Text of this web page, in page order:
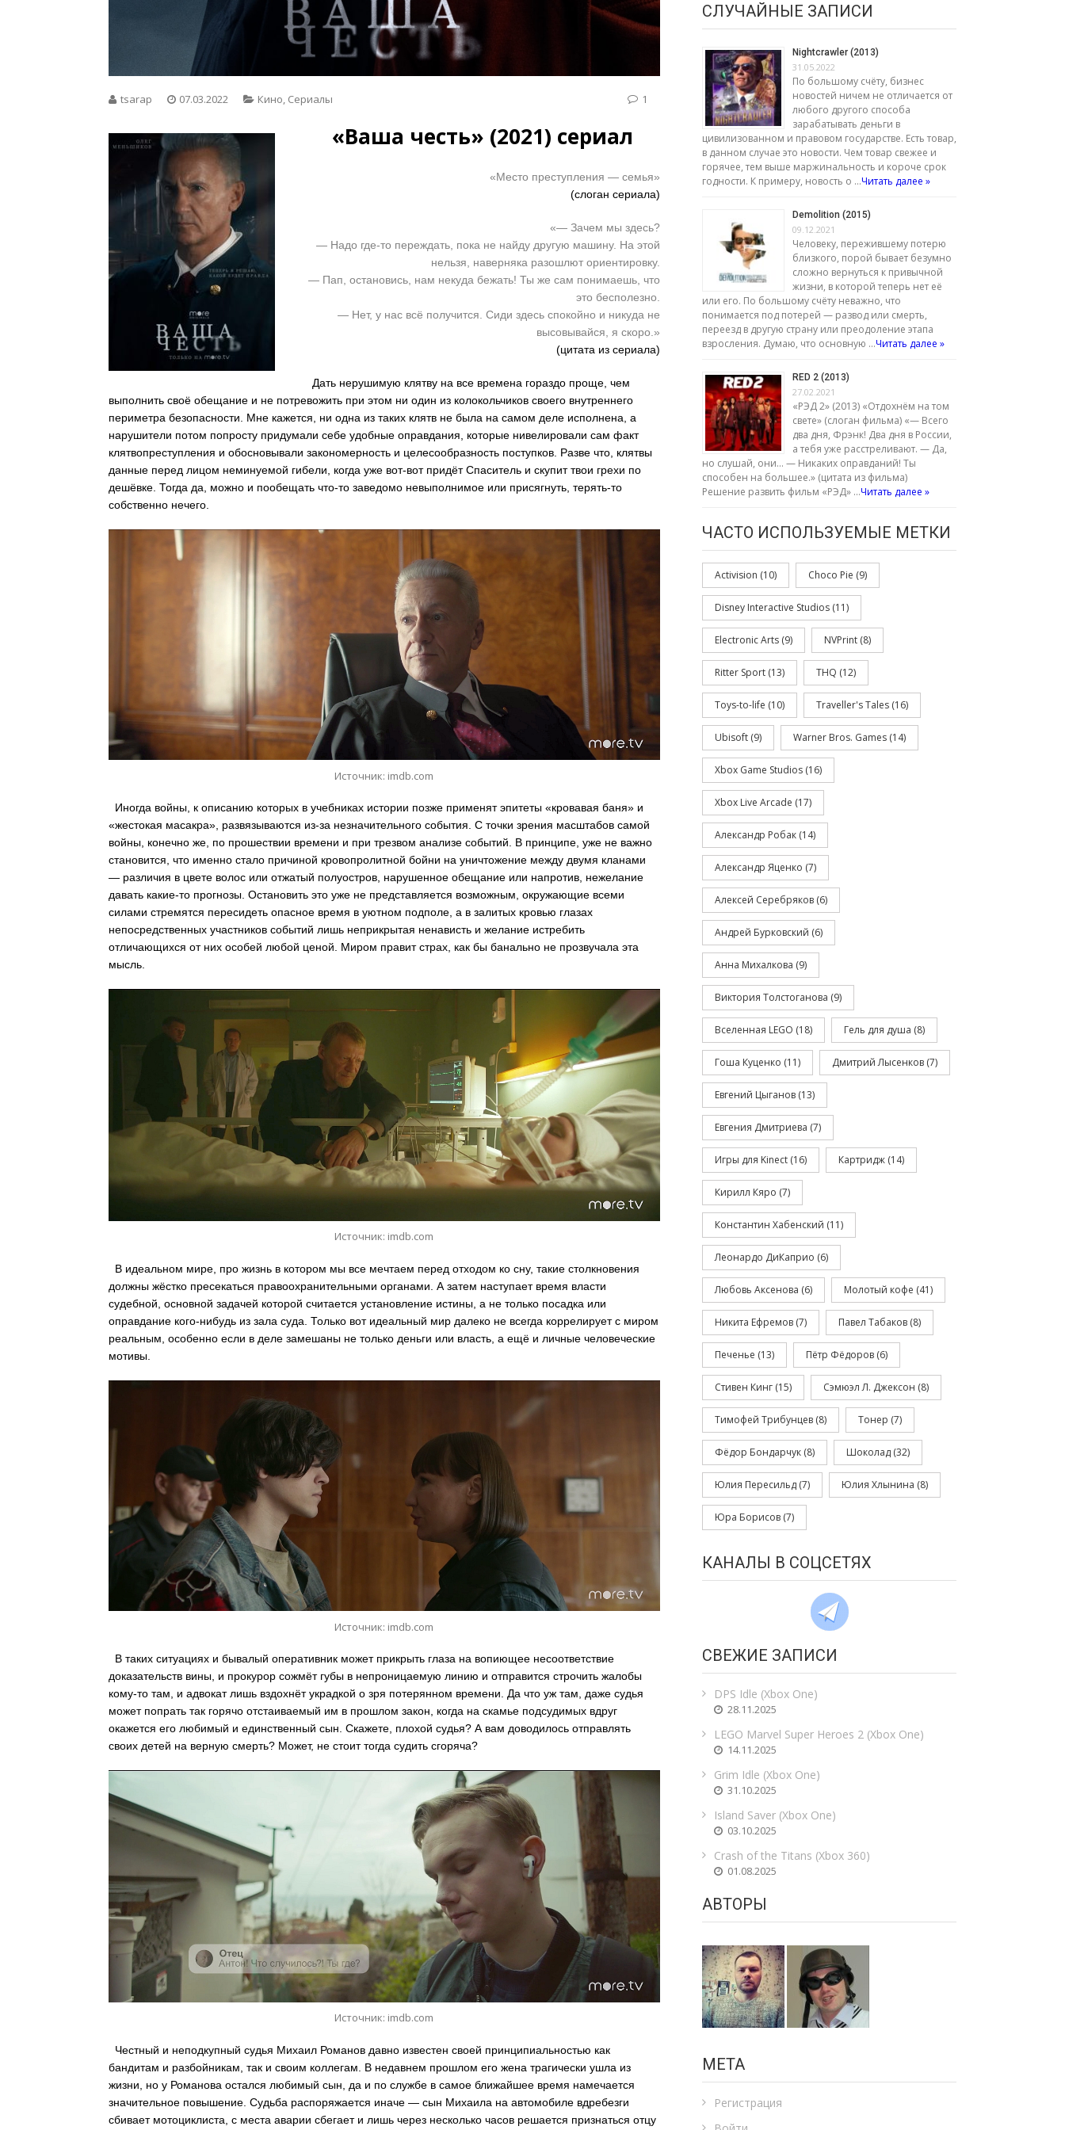
tsarap 07.03.2022 Кино Сериалы 1
«Ваша честь» (2021) сериал
«Место преступления — семья»
(слоган сериала)
«— Зачем мы здесь?
— Надо где-то переждать, пока не найду другую машину. На этой
нельзя, наверняка разошлют ориентировку.
— Пап, остановись, нам некуда бежать! Ты же сам понимаешь, что
это бесполезно.
— Нет, у нас всё получится. Сиди здесь спокойно и никуда не
высовывайся, я скоро.»
(цитата из сериала)
Дать нерушимую клятву на все времена гораздо проще, чем
выполнить своё обещание и не потревожить при этом ни один из колокольчиков своего внутреннего
периметра безопасности. Мне кажется, ни одна из таких клятв не была на самом деле исполнена, а
нарушители потом попросту придумали себе удобные оправдания, которые нивелировали сам факт
клятвопреступления и обосновывали закономерность и целесообразность поступков. Разве что, клятвы
данные перед лицом неминуемой гибели, когда уже вот-вот придёт Спаситель и скупит твои грехи по
дешёвке. Тогда да, можно и пообещать что-то заведомо невыполнимое или присягнуть, терять-то
собственно нечего.
Источник: imdb.com
Иногда войны, к описанию которых в учебниках истории позже применят эпитеты «кровавая баня» и
«жестокая масакра», развязываются из-за незначительного события. С точки зрения масштабов самой
войны, конечно же, по прошествии времени и при трезвом анализе событий. В принципе, уже не важно
становится, что именно стало причиной кровопролитной бойни на уничтожение между двумя кланами
— различия в цвете волос или отжатый полуостров, нарушенное обещание или напротив, нежелание
давать какие-то прогнозы. Остановить это уже не представляется возможным, окружающие всеми
силами стремятся пересидеть опасное время в уютном подполе, а в залитых кровью глазах
непосредственных участников событий лишь неприкрытая ненависть и желание истребить
отличающихся от них особей любой ценой. Миром правит страх, как бы банально не прозвучала эта
мысль.
Источник: imdb.com
В идеальном мире, про жизнь в котором мы все мечтаем перед отходом ко сну, такие столкновения
должны жёстко пресекаться правоохранительными органами. А затем наступает время власти
судебной, основной задачей которой считается установление истины, а не только посадка или
оправдание кого-нибудь из зала суда. Только вот идеальный мир далеко не всегда коррелирует с миром
реальным, особенно если в деле замешаны не только деньги или власть, а ещё и личные человеческие
мотивы.
Источник: imdb.com
В таких ситуациях и бывалый оперативник может прикрыть глаза на вопиющее несоответствие
доказательств вины, и прокурор сожмёт губы в непроницаемую линию и отправится строчить жалобы
кому-то там, и адвокат лишь вздохнёт украдкой о зря потерянном времени. Да что уж там, даже судья
может попрать так горячо отстаиваемый им в прошлом закон, когда на скамье подсудимых вдруг
окажется его любимый и единственный сын. Скажете, плохой судья? А вам доводилось отправлять
своих детей на верную смерть? Может, не стоит тогда судить сгоряча?
Источник: imdb.com
Честный и неподкупный судья Михаил Романов давно известен своей принципиальностью как
бандитам и разбойникам, так и своим коллегам. В недавнем прошлом его жена трагически ушла из
жизни, но у Романова остался любимый сын, да и по службе в самое ближайшее время намечается
значительное повышение. Судьба распоряжается иначе — сын Михаила на автомобиле вдребезги
сбивает мотоциклиста, с места аварии сбегает и лишь через несколько часов решается признаться отцу
СЛУЧАЙНЫЕ ЗАПИСИ
Nightcrawler (2013)
31.05.2022
По большому счёту, бизнес
новостей ничем не отличается от
любого другого способа
зарабатывать деньги в
цивилизованном и правовом государстве. Есть товар,
в данном случае это новости. Чем товар свежее и
горячее, тем выше маржинальность и короче срок
годности. К примеру, новость о …Читать далее »
Demolition (2015)
09.12.2021
Человеку, пережившему потерю
близкого, порой бывает безумно
сложно вернуться к привычной
жизни, в которой теперь нет её
или его. По большому счёту неважно, что
понимается под потерей — развод или смерть,
переезд в другую страну или преодоление этапа
взросления. Думаю, что основную …Читать далее »
RED 2 (2013)
27.02.2021
«РЭД 2» (2013) «Отдохнём на том
свете» (слоган фильма) «— Всего
два дня, Фрэнк! Два дня в России,
а тебя уже расстреливают. — Да,
но слушай, они… — Никаких оправданий! Ты
способен на большее.» (цитата из фильма)
Решение развить фильм «РЭД» …Читать далее »
ЧАСТО ИСПОЛЬЗУЕМЫЕ МЕТКИ
Activision (10) Choco Pie (9)
Disney Interactive Studios (11)
Electronic Arts (9) NVPrint (8)
Ritter Sport (13) THQ (12)
Toys-to-life (10) Traveller's Tales (16)
Ubisoft (9) Warner Bros. Games (14)
Xbox Game Studios (16)
Xbox Live Arcade (17)
Александр Робак (14)
Александр Яценко (7)
Алексей Серебряков (6)
Андрей Бурковский (6)
Анна Михалкова (9)
Виктория Толстоганова (9)
Вселенная LEGO (18) Гель для душа (8)
Гоша Куценко (11) Дмитрий Лысенков (7)
Евгений Цыганов (13)
Евгения Дмитриева (7)
Игры для Kinect (16) Картридж (14)
Кирилл Кяро (7)
Константин Хабенский (11)
Леонардо ДиКаприо (6)
Любовь Аксенова (6) Молотый кофе (41)
Никита Ефремов (7) Павел Табаков (8)
Печенье (13) Пётр Фёдоров (6)
Стивен Кинг (15) Сэмюэл Л. Джексон (8)
Тимофей Трибунцев (8) Тонер (7)
Фёдор Бондарчук (8) Шоколад (32)
Юлия Пересильд (7) Юлия Хлынина (8)
Юра Борисов (7)
КАНАЛЫ В СОЦСЕТЯХ
СВЕЖИЕ ЗАПИСИ
DPS Idle (Xbox One)
28.11.2025
LEGO Marvel Super Heroes 2 (Xbox One)
14.11.2025
Grim Idle (Xbox One)
31.10.2025
Island Saver (Xbox One)
03.10.2025
Crash of the Titans (Xbox 360)
01.08.2025
АВТОРЫ
МЕТА
Регистрация